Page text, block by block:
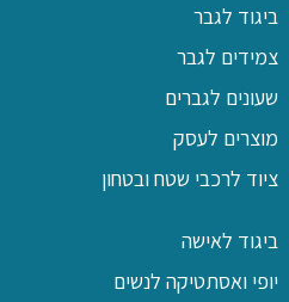
ביגוד לגבר
צמידים לגבר
שעונים לגברים
מוצרים לעסק
ציוד לרכבי שטח ובטחון
ביגוד לאישה
יופי ואסתטיקה לנשים